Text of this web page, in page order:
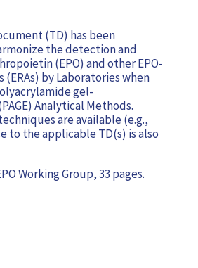
(TD) has been
the detection and
(EPO) and other EPO-
by Laboratories when
gel-
Analytical Methods.
are available (e.g.,
to the applicable TD(s) is also
Working Group, 33 pages.